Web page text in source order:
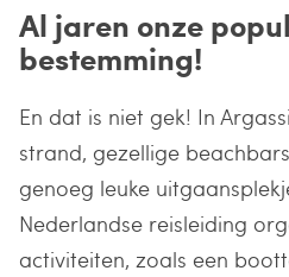
Al jaren onze
bestemming!
En dat is niet gek! In
strand, gezellige
genoeg leuke
Nederlandse reisleiding
activiteiten, zoals een